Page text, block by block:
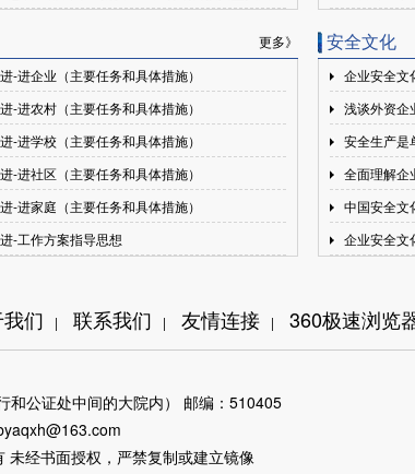
更多》
-进企业（主要任务和具体措施）
-进农村（主要任务和具体措施）
-进学校（主要任务和具体措施）
-进社区（主要任务和具体措施）
-进家庭（主要任务和具体措施）
-工作方案指导思想
安全文化
企业安全文
浅谈外资企
安全生产是
全面理解企
中国安全文
企业安全文
们 | 联系我们 | 友情连接 | 360极速浏览
和公证处中间的大院内） 邮编：510405
经书面授权，严禁复制或建立镜像